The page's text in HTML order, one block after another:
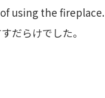
using the fireplace.
だらけでした。